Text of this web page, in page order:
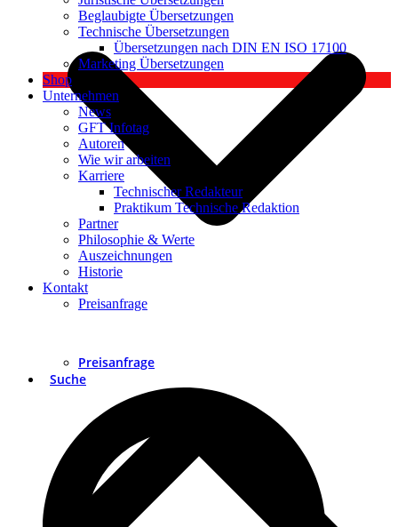
Preisanfrage
Suche
Beglaubigte Übersetzungen
Technische Übersetzungen
Übersetzungen nach DIN EN ISO 17100
Marketing Übersetzungen
Shop
Unternehmen
News
GFT Infotag
Autoren
Wie wir arbeiten
Karriere
Technischer Redakteur
Praktikum Technische Redaktion
Partner
Philosophie & Werte
Auszeichnungen
Historie
Kontakt
Preisanfrage